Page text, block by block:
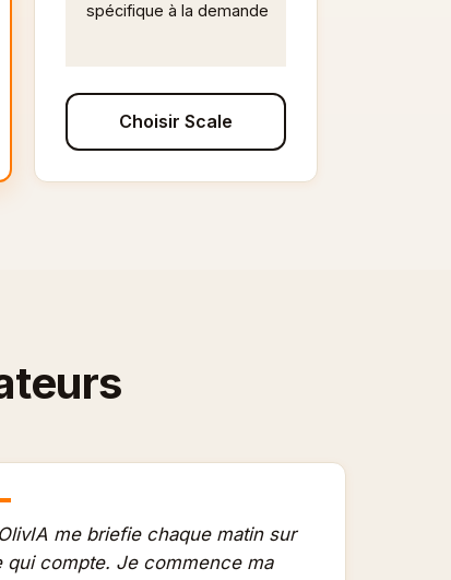
spécifique à la demande
Choisir Scale
me briefie chaque matin sur
qui compte. Je commence ma